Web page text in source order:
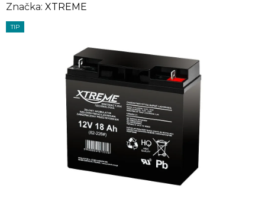
hodnocení
produktu
Značka: XTREME
TIP